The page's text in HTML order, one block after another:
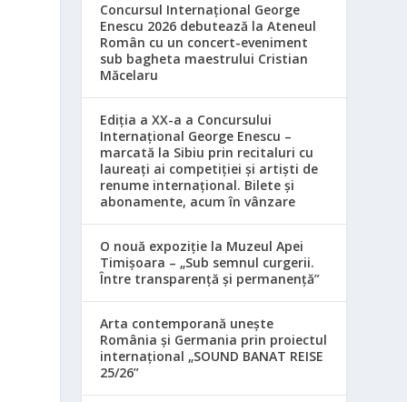
Concursul Internațional George
Enescu 2026 debutează la Ateneul
Român cu un concert-eveniment
sub bagheta maestrului Cristian
Măcelaru
Ediția a XX-a a Concursului
Internațional George Enescu –
marcată la Sibiu prin recitaluri cu
laureați ai competiției și artiști de
renume internațional. Bilete și
abonamente, acum în vânzare
O nouă expoziție la Muzeul Apei
Timișoara – „Sub semnul curgerii.
Între transparență și permanență”
Arta contemporană unește
România și Germania prin proiectul
internațional „SOUND BANAT REISE
25/26”